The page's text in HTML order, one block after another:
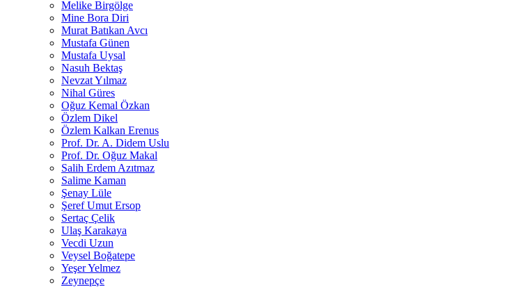
Melike Birgölge
Mine Bora Diri
Murat Batıkan Avcı
Mustafa Günen
Mustafa Uysal
Nasuh Bektaş
Nevzat Yılmaz
Nihal Güres
Oğuz Kemal Özkan
Özlem Dikel
Özlem Kalkan Erenus
Prof. Dr. A. Didem Uslu
Prof. Dr. Oğuz Makal
Salih Erdem Azıtmaz
Salime Kaman
Şenay Lüle
Şeref Umut Ersop
Sertaç Çelik
Ulaş Karakaya
Vecdi Uzun
Veysel Boğatepe
Yeşer Yelmez
Zeynepçe